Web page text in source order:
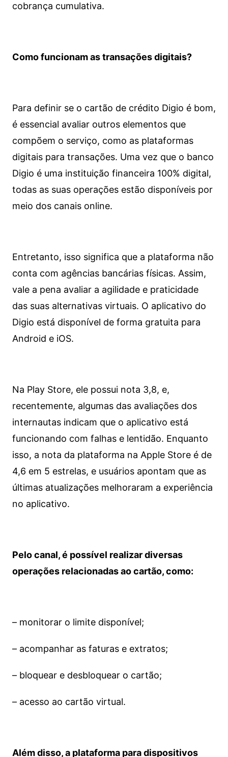
cobrança cumulativa.
Como funcionam as transações digitais?
Para definir se o cartão de crédito Digio é bom,
é essencial avaliar outros elementos que
compõem o serviço, como as plataformas
digitais para transações. Uma vez que o banco
Digio é uma instituição financeira 100% digital,
todas as suas operações estão disponíveis por
meio dos canais online.
Entretanto, isso significa que a plataforma não
conta com agências bancárias físicas. Assim,
vale a pena avaliar a agilidade e praticidade
das suas alternativas virtuais. O aplicativo do
Digio está disponível de forma gratuita para
Android e iOS.
Na Play Store, ele possui nota 3,8, e,
recentemente, algumas das avaliações dos
internautas indicam que o aplicativo está
funcionando com falhas e lentidão. Enquanto
isso, a nota da plataforma na Apple Store é de
4,6 em 5 estrelas, e usuários apontam que as
últimas atualizações melhoraram a experiência
no aplicativo.
Pelo canal, é possível realizar diversas
operações relacionadas ao cartão, como:
– monitorar o limite disponível;
– acompanhar as faturas e extratos;
– bloquear e desbloquear o cartão;
– acesso ao cartão virtual.
Além disso, a plataforma para dispositivos